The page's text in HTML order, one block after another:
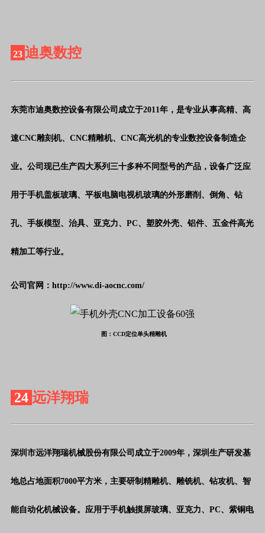
23 迪奥数控
东莞市迪奥数控设备有限公司成立于2011年，是专业从事高精、高
速CNC雕刻机、CNC精雕机、CNC高光机的专业数控设备制造企
业。公司现已生产四大系列三十多种不同型号的产品，设备广泛应
用于手机盖板玻璃、平板电脑电视机玻璃的外形磨削、倒角、钻
孔、手板模型、治具、亚克力、PC、塑胶外壳、铝件、五金件高光
精加工等行业。
公司官网：http://www.di-aocnc.com/
图：CCD定位单头精雕机
24 远洋翔瑞
深圳市远洋翔瑞机械股份有限公司成立于2009年，深圳生产研发基
地总占地面积7000平方米，主要研制精雕机、雕铣机、钻攻机、智
能自动化机械设备。应用于手机触摸屏玻璃、亚克力、PC、紫铜电